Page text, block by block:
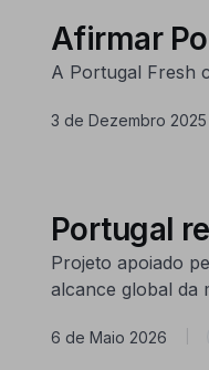
Afirmar
A Portugal Fresh
3 de Dezembro 2025
Portugal
Projeto apoiado
alcance global da
6 de Maio 2026